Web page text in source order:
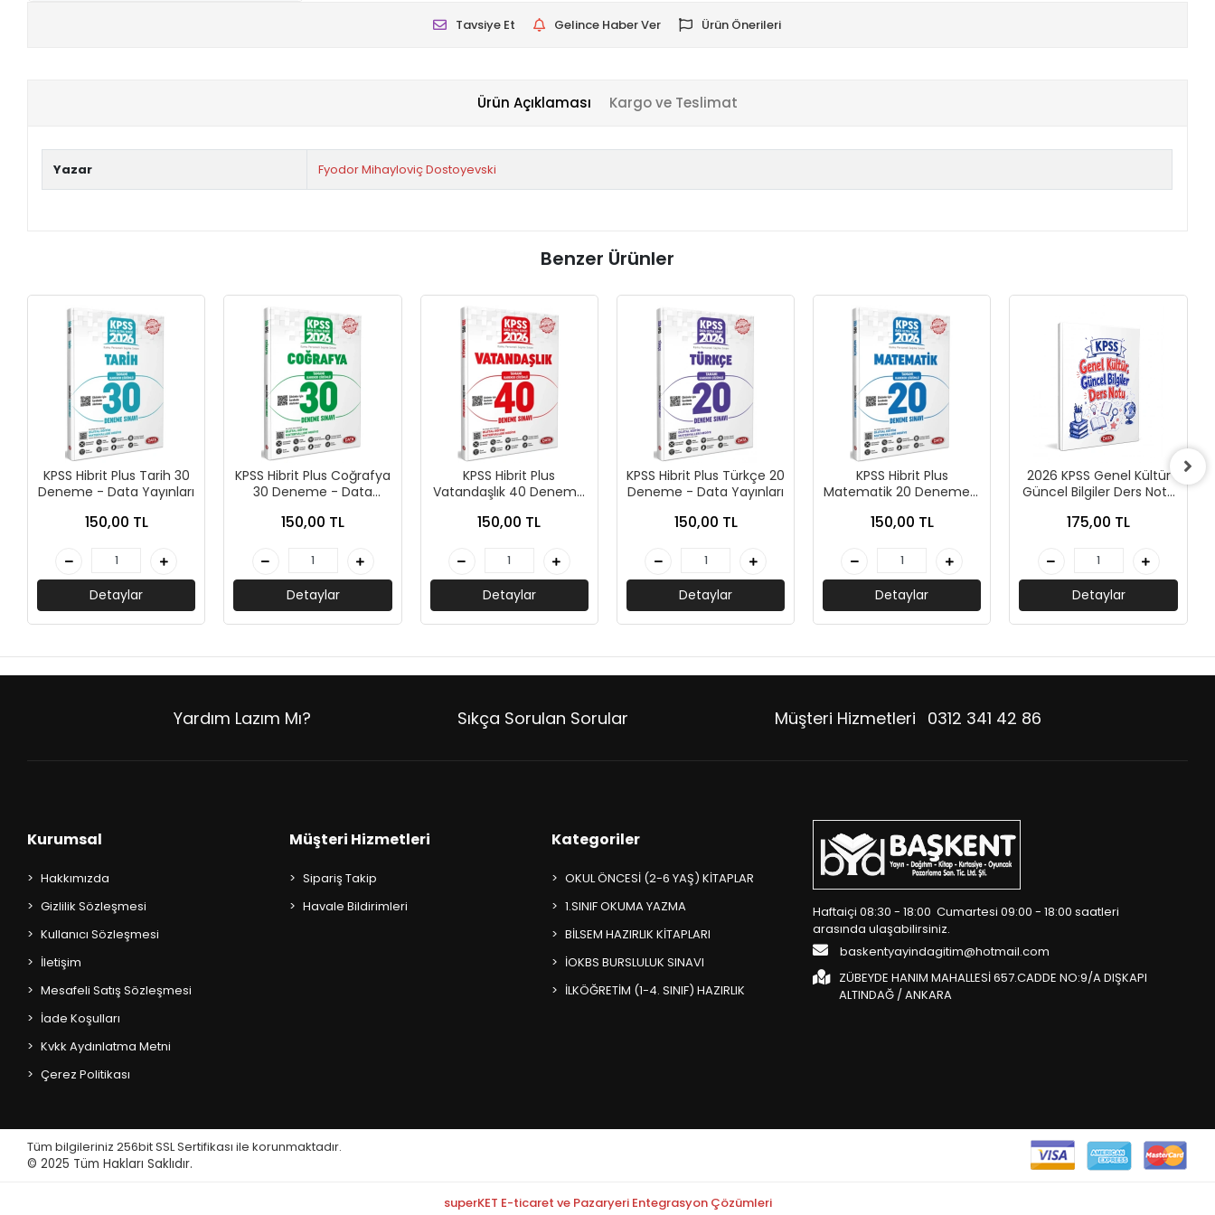
GYS HAZIRLIK KİTAPLARI
SPK HAZIRLIK KİTAPLARI
ÜNİVERSİTE DERS KİTAPLARI +
ROMAN - KÜLTÜR KİTAPLARI +
HİKAYE - ÇOCUK KİTAPLARI +
İNGİLİZCE HİKAYE KİTAPLARI
ALMANCA HİKAYE KİTAPLARI
MANGA - ÇİZGİ ROMAN
SÖZLÜK ÇEŞİTLERİ
KUR'AN-I KERİM - YASİN-İ ŞERİF
Tavsiye Et Gelince Haber Ver Ürün Önerileri
Ürün Açıklaması Kargo ve Teslimat
Yazar Fyodor Mihayloviç Dostoyevski
Benzer Ürünler
KPSS Hibrit Plus Tarih 30
Deneme - Data Yayınları
150,00 TL
Detaylar
KPSS Hibrit Plus Coğrafya
30 Deneme - Data
150,00 TL
Detaylar
KPSS Hibrit Plus
Vatandaşlık 40 Deneme
150,00 TL
Detaylar
KPSS Hibrit Plus Türkçe 20
Deneme - Data Yayınları
150,00 TL
Detaylar
KPSS Hibrit Plus
Matematik 20 Deneme -
150,00 TL
Detaylar
2026 KPSS Genel Kültür
Güncel Bilgiler Ders Notu
175,00 TL
Detaylar
Yardım Lazım Mı? Sıkça Sorulan Sorular Müşteri Hizmetleri 0312 341 42 86
Kurumsal
Hakkımızda
Gizlilik Sözleşmesi
Kullanıcı Sözleşmesi
İletişim
Mesafeli Satış Sözleşmesi
İade Koşulları
Kvkk Aydınlatma Metni
Çerez Politikası
Müşteri Hizmetleri
Sipariş Takip
Havale Bildirimleri
Kategoriler
OKUL ÖNCESİ (2-6 YAŞ) KİTAPLAR
1.SINIF OKUMA YAZMA
BİLSEM HAZIRLIK KİTAPLARI
İOKBS BURSLULUK SINAVI
İLKÖĞRETİM (1-4. SINIF) HAZIRLIK
Haftaiçi 08:30 - 18:00 Cumartesi 09:00 - 18:00 saatleri
arasında ulaşabilirsiniz.
baskentyayindagitim@hotmail.com
ZÜBEYDE HANIM MAHALLESİ 657.CADDE NO:9/A DIŞKAPI
ALTINDAĞ / ANKARA
Tüm bilgileriniz 256bit SSL Sertifikası ile korunmaktadır.
© 2025 Tüm Hakları Saklıdır.
superKET E-ticaret ve Pazaryeri Entegrasyon Çözümleri